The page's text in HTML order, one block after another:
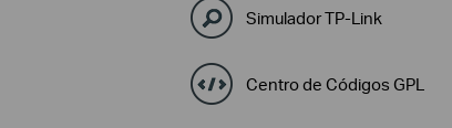
Simulador TP-Link
Centro de Códigos GPL